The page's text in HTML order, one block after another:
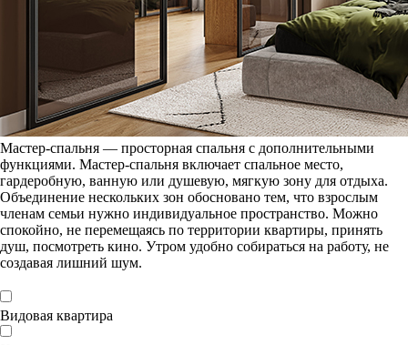
Мастер-спальня — просторная спальня с дополнительными
функциями. Мастер-спальня включает спальное место,
гардеробную, ванную или душевую, мягкую зону для отдыха.
Объединение нескольких зон обосновано тем, что взрослым
членам семьи нужно индивидуальное пространство. Можно
спокойно, не перемещаясь по территории квартиры, принять
душ, посмотреть кино. Утром удобно собираться на работу, не
создавая лишний шум.
Видовая квартира